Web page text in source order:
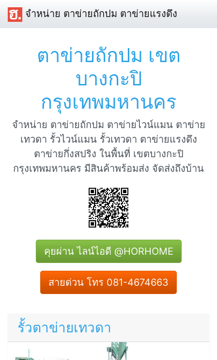
จำหน่าย ตาข่ายถักปม ตาข่ายแรงดึง
ตาข่ายถักปม เขต
บางกะปิ
กรุงเทพมหานคร
จำหน่าย ตาข่ายถักปม ตาข่ายไวน์แมน ตาข่าย
เทวดา รั้วไวน์แมน รั้วเทวดา ตาข่ายแรงดึง
ตาข่ายกึ่งสปริง ในพื้นที่ เขตบางกะปิ
กรุงเทพมหานคร มีสินค้าพร้อมส่ง จัดส่งถึงบ้าน
คุยผ่าน ไลน์ไอดี @HORHOME
สายด่วน โทร 081-4674663
รั้วตาข่ายเทวดา